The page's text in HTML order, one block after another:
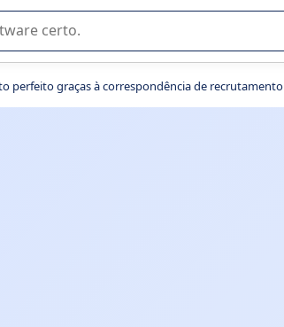
para sua empresa.
perfeito graças à correspondência de recrutamento